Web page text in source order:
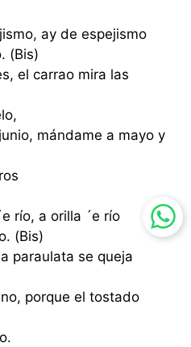
ay de espejismo
(Bis)
el carrao mira las
mándame a mayo y
río, a orilla ´e río
(Bis)
paraulata se queja
porque el tostado